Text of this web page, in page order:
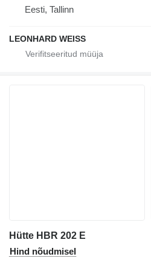
Eesti, Tallinn
LEONHARD WEISS
Hütte HBR 202 E
Hind nõudmisel